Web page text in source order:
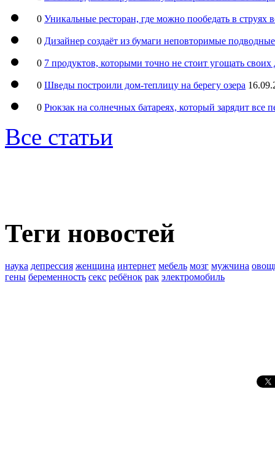
0 Уникальные ресторан, где можно пообедать в струях
0 Дизайнер создаёт из бумаги неповторимые
0 7 продуктов, которыми точно не стоит угощать
0 Шведы построили дом-теплицу на берегу озера
0 Рюкзак на солнечных батареях, который зарядит все
Все статьи
Теги новостей
наука депрессия женщина интернет мебель мозг мужчина
гены беременность секс ребёнок рак электромобиль